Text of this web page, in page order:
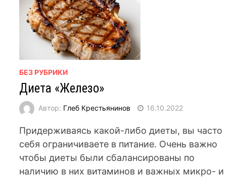
БЕЗ РУБРИКИ
Диета «Железо»
Автор: Глеб Крестьянинов 16.10.2022
Придерживаясь какой-либо диеты, вы часто
себя ограничиваете в питание. Очень важно
чтобы диеты были сбалансированы по
наличию в них витаминов и важных микро- и